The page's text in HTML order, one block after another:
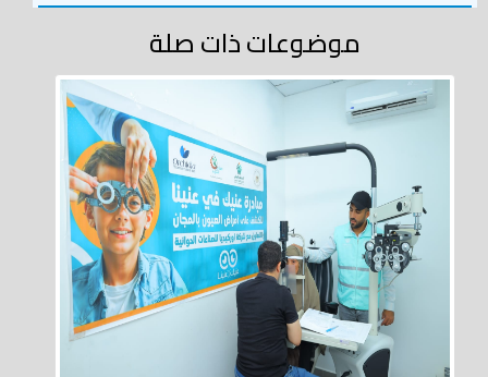
موضوعات ذات صلة